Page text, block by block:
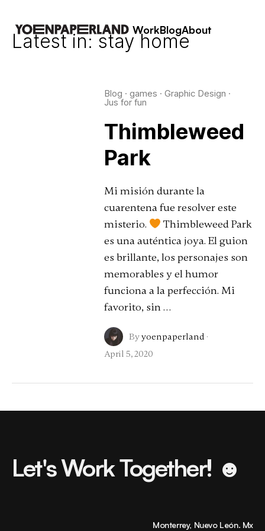
WorkBlogAbout
Latest in: stay home
Blog · games · Graphic Design ·
Jus for fun
Thimbleweed
Park
Mi misión durante la
cuarentena fue resolver este
misterio.
Thimbleweed Park
es una auténtica joya. El guion
es brillante, los personajes son
memorables y el humor
funciona a la perfección. Mi
favorito, sin …
Byyoenpaperland ·
April 5, 2020
Let's Work Together! ☻
Monterrey, Nuevo León. Mx